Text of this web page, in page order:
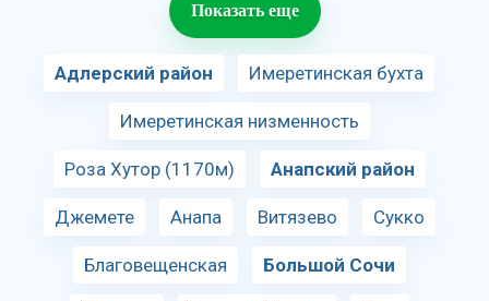
Показать еще
Адлерский район Имеретинская бухта
Имеретинская низменность
Роза Хутор (1170м) Анапский район
Джемете Анапа Витязево Сукко
Благовещенская Большой Сочи